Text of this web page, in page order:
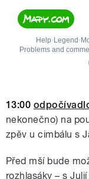
13:00
nekonečno) na
zpěv u cimbálu s
Před mší bude
rozhlasáky – s